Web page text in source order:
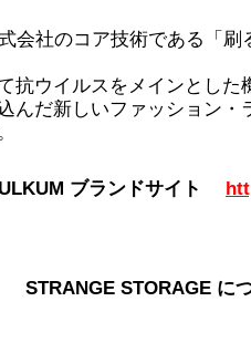
会社のコア技術である「
抗ウイルスをメインとし
んだ新しいファッション
ブランドサイト
STRANGE STORAGE に